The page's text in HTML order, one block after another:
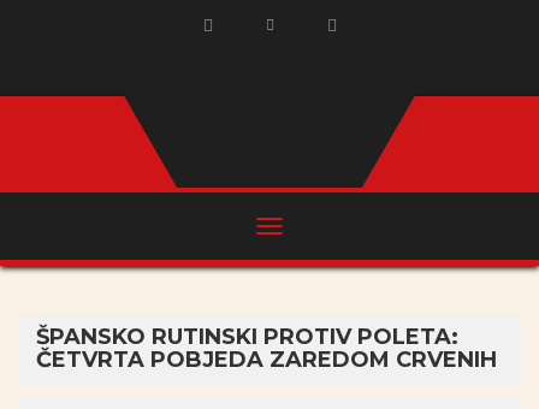
ŠPANSKO RUTINSKI PROTIV POLETA:
ČETVRTA POBJEDA ZAREDOM CRVENIH